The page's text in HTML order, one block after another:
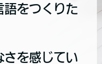
語をつくりた
さを感じてい